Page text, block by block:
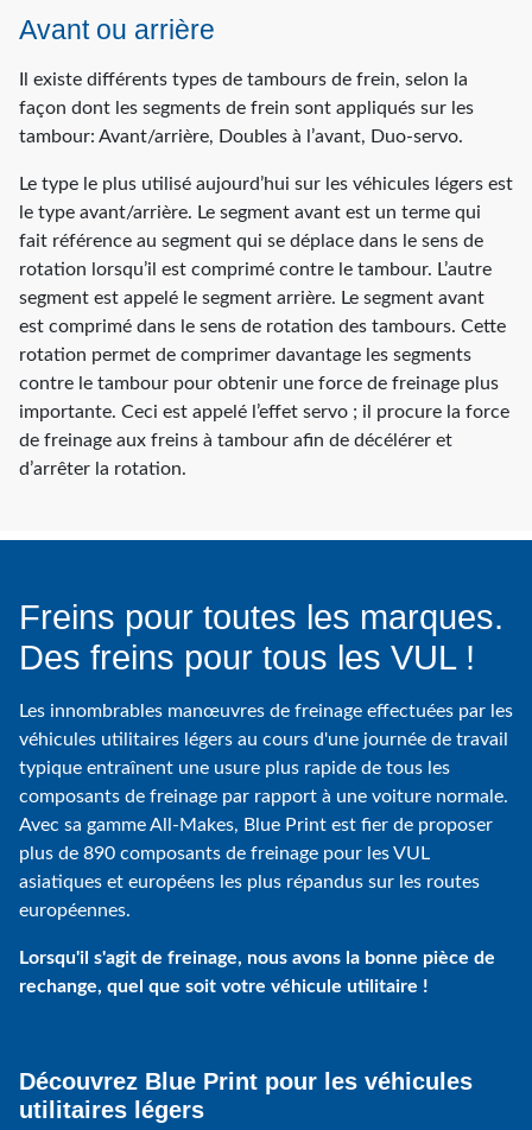
Avant ou arrière
Il existe différents types de tambours de frein, selon la
façon dont les segments de frein sont appliqués sur les
tambour: Avant/arrière, Doubles à l’avant, Duo-servo.
Le type le plus utilisé aujourd’hui sur les véhicules légers est
le type avant/arrière. Le segment avant est un terme qui
fait référence au segment qui se déplace dans le sens de
rotation lorsqu’il est comprimé contre le tambour. L’autre
segment est appelé le segment arrière. Le segment avant
est comprimé dans le sens de rotation des tambours. Cette
rotation permet de comprimer davantage les segments
contre le tambour pour obtenir une force de freinage plus
importante. Ceci est appelé l’effet servo ; il procure la force
de freinage aux freins à tambour afin de décélérer et
d’arrêter la rotation.
Freins pour toutes les marques.
Des freins pour tous les VUL !
Les innombrables manœuvres de freinage effectuées par les
véhicules utilitaires légers au cours d'une journée de travail
typique entraînent une usure plus rapide de tous les
composants de freinage par rapport à une voiture normale.
Avec sa gamme All-Makes, Blue Print est fier de proposer
plus de 890 composants de freinage pour les VUL
asiatiques et européens les plus répandus sur les routes
européennes.
Lorsqu'il s'agit de freinage, nous avons la bonne pièce de
rechange, quel que soit votre véhicule utilitaire !
Découvrez Blue Print pour les véhicules
utilitaires légers